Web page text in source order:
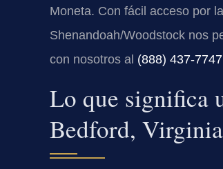
Moneta. Con fácil acceso por
Shenandoah/Woodstock nos
con nosotros al (888) 437-7747
Lo que significa
Bedford, Virginia